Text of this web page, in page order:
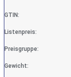
GTIN:
Listenpreis:
Preisgruppe:
Gewicht: